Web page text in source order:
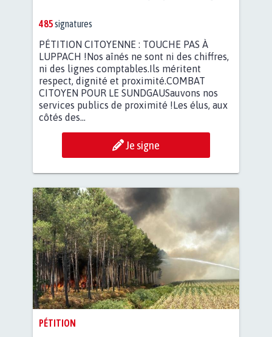
485signatures
PÉTITION CITOYENNE : TOUCHE PAS À
LUPPACH !Nos aînés ne sont ni des chiffres,
ni des lignes comptables.Ils méritent
respect, dignité et proximité.COMBAT
CITOYEN POUR LE SUNDGAUSauvons nos
services publics de proximité !Les élus, aux
côtés des...
Je signe
PÉTITION